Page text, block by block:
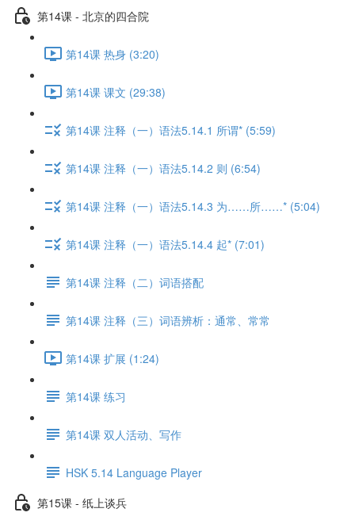
第14课 - 北京的四合院
第14课 热身 (3:20)
第14课 课文 (29:38)
第14课 注释（一）语法5.14.1 所谓* (5:59)
第14课 注释（一）语法5.14.2 则 (6:54)
第14课 注释（一）语法5.14.3 为……所……* (5:04)
第14课 注释（一）语法5.14.4 起* (7:01)
第14课 注释（二）词语搭配
第14课 注释（三）词语辨析：通常、常常
第14课 扩展 (1:24)
第14课 练习
第14课 双人活动、写作
HSK 5.14 Language Player
第15课 - 纸上谈兵